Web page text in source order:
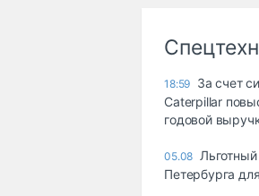
18:59 За счет
Caterpillar
годовой
05.08
Петербурга